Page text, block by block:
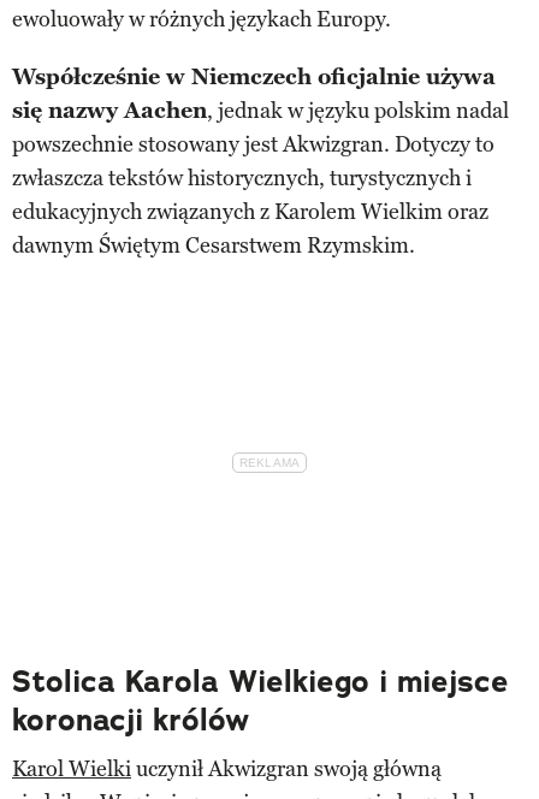
ewoluowały w różnych językach Europy.
Współcześnie w Niemczech oficjalnie używa
się nazwy Aachen, jednak w języku polskim nadal
powszechnie stosowany jest Akwizgran. Dotyczy to
zwłaszcza tekstów historycznych, turystycznych i
edukacyjnych związanych z Karolem Wielkim oraz
dawnym Świętym Cesarstwem Rzymskim.
Stolica Karola Wielkiego i miejsce
koronacji królów
Karol Wielkiuczynił Akwizgran swoją główną